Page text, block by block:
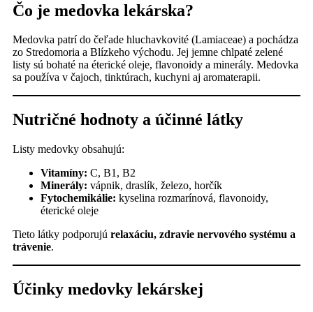
Čo je medovka lekárska?
Medovka patrí do čeľade hluchavkovité (Lamiaceae) a pochádza
zo Stredomoria a Blízkeho východu. Jej jemne chlpaté zelené
listy sú bohaté na éterické oleje, flavonoidy a minerály. Medovka
sa používa v čajoch, tinktúrach, kuchyni aj aromaterapii.
Nutričné hodnoty a účinné látky
Listy medovky obsahujú:
Vitamíny: C, B1, B2
Minerály: vápnik, draslík, železo, horčík
Fytochemikálie: kyselina rozmarínová, flavonoidy,
éterické oleje
Tieto látky podporujú relaxáciu, zdravie nervového systému a
trávenie.
Účinky medovky lekárskej